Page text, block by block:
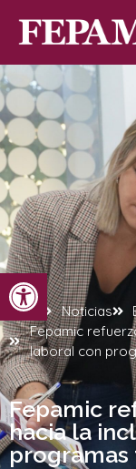
Abrir
Inicio Noticias
Fepamic
laboral con
Fepamic
hacia la